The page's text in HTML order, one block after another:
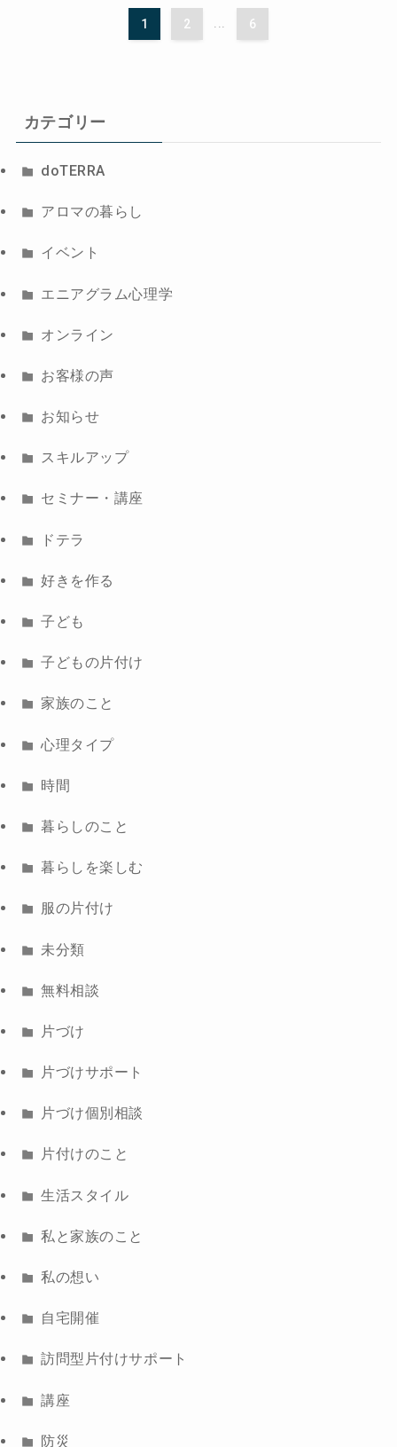
1 2 6
カテゴリー
doTERRA
アロマの暮らし
イベント
エニアグラム心理学
オンライン
お客様の声
お知らせ
スキルアップ
セミナー・講座
ドテラ
好きを作る
子ども
子どもの片付け
家族のこと
心理タイプ
時間
暮らしのこと
暮らしを楽しむ
服の片付け
未分類
無料相談
片づけ
片づけサポート
片づけ個別相談
片付けのこと
生活スタイル
私と家族のこと
私の想い
自宅開催
訪問型片付けサポート
講座
防災